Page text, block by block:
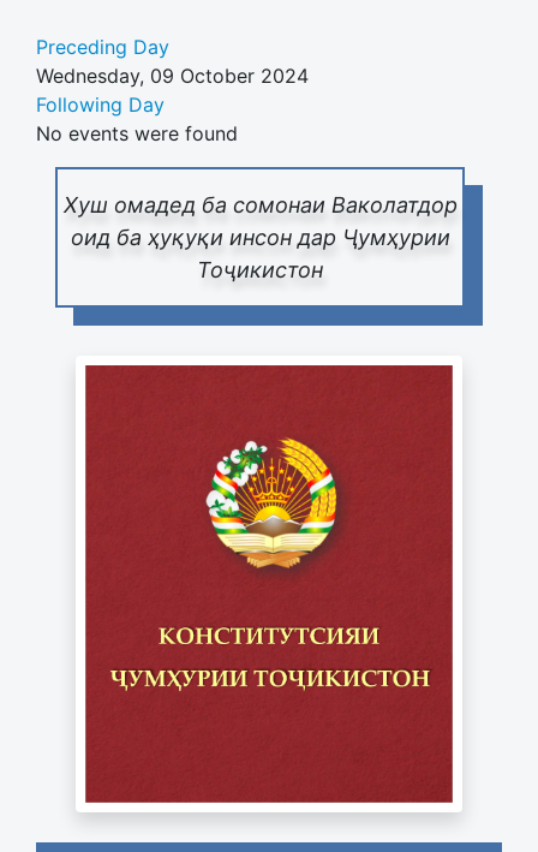
Хуш омадед ба сомонаи Ваколатдор
оид ба ҳуқуқи инсон дар Ҷумҳурии
Тоҷикистон
Preceding Day
Wednesday, 09 October 2024
Following Day
No events were found